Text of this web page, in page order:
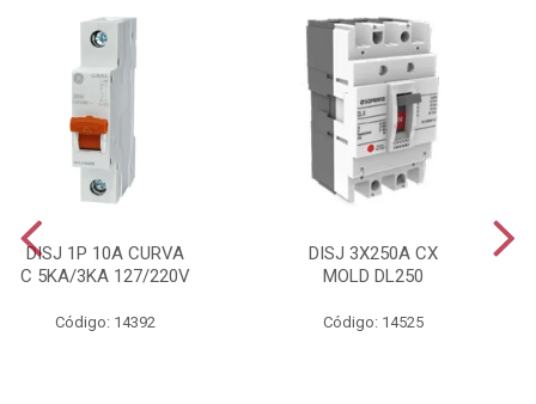
DISJ 1P 10A CURVA
C 5KA/3KA 127/220V
Código: 14392
DISJ 3X250A CX
MOLD DL250
Código: 14525